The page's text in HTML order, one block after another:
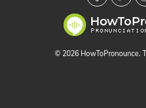
© 2026 HowToPronounce.